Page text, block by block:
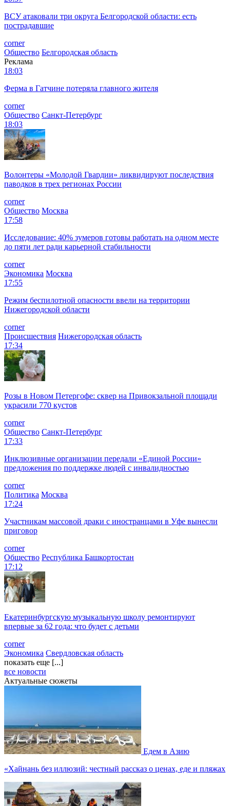
ВСУ атаковали три округа Белгородской области: есть
пострадавшие
corner
Общество Белгородская область
Реклама
18:03
Ферма в Гатчине потеряла главного жителя
corner
Общество Санкт-Петербург
18:03
Волонтеры «Молодой Гвардии» ликвидируют последствия
паводков в трех регионах России
corner
Общество Москва
17:58
Исследование: 40% зумеров готовы работать на одном месте
до пяти лет ради карьерной стабильности
corner
Экономика Москва
17:55
Режим беспилотной опасности ввели на территории
Нижегородской области
corner
Происшествия Нижегородская область
17:34
Розы в Новом Петергофе: сквер на Привокзальной площади
украсили 770 кустов
corner
Общество Санкт-Петербург
17:33
Инклюзивные организации передали «Единой России»
предложения по поддержке людей с инвалидностью
corner
Политика Москва
17:24
Участникам массовой драки с иностранцами в Уфе вынесли
приговор
corner
Общество Республика Башкортостан
17:12
Екатеринбургскую музыкальную школу ремонтируют
впервые за 62 года: что будет с детьми
corner
Экономика Свердловская область
показать еще [...]
все новости
Актуальные сюжеты
Едем в Азию
«Хайнань без иллюзий: честный рассказ о ценах, еде и пляжах